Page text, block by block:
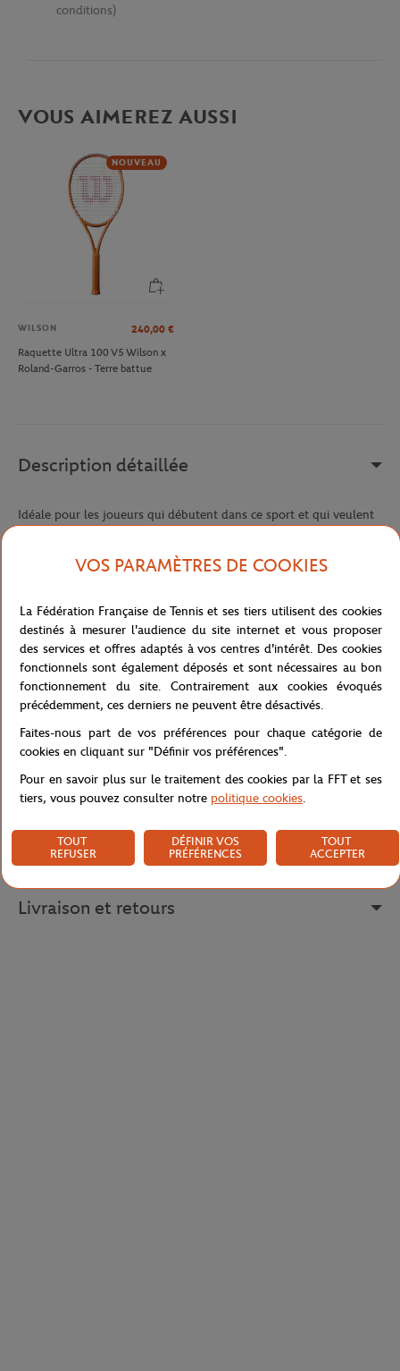
conditions)
VOUS AIMEREZ AUSSI
NOUVEAU
WILSON 240,00 €
Raquette Ultra 100 V5 Wilson x
Roland-Garros - Terre battue
Description détaillée
Idéale pour les joueurs qui débutent dans ce sport et qui veulent
raquette de tennis Roland-Garros Elite est difficile à battre. Avec
son design inspiré des couleurs et de l'élégance du tournoi de
une longueur et un poids agréables pour les débutants, offrant
une grande portée et une maniabilité sans effort. La technologie
Volcanic Frame améliore la stabilité, tandis que le tamis
surdimensionné augmente la zone de frappe et maximise la
jouabilité globale. Son plan de cordage équilibre la puissance et
les sensations, et la prise en main amortie rend la raquette facile
Référence : WR168410U
Caractéristiques
Livraison et retours
VOS PARAMÈTRES DE COOKIES
La Fédération Française de Tennis et ses tiers utilisent des cookies
destinés à mesurer l'audience du site internet et vous proposer
des services et offres adaptés à vos centres d'intérêt. Des cookies
fonctionnels sont également déposés et sont nécessaires au bon
fonctionnement du site. Contrairement aux cookies évoqués
précédemment, ces derniers ne peuvent être désactivés.
Faites-nous part de vos préférences pour chaque catégorie de
cookies en cliquant sur "Définir vos préférences".
Pour en savoir plus sur le traitement des cookies par la FFT et ses
tiers, vous pouvez consulter notre politique cookies.
TOUT
REFUSER
DÉFINIR VOS
PRÉFÉRENCES
TOUT
ACCEPTER